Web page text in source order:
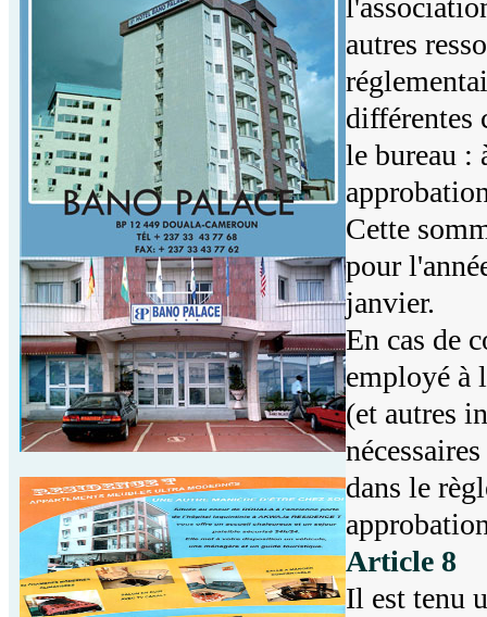
autres
différentes
le bureau :
Cette
pour
janvier.
En cas de
employé à
(et autres
dans le
Article 8
Il est tenu